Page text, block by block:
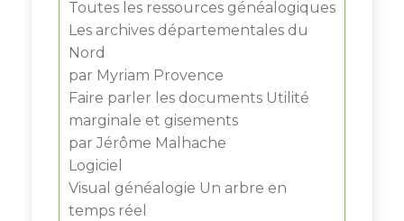
Toutes les ressources généalogiques
Les archives départementales du
Nord
par Myriam Provence
Faire parler les documents Utilité
marginale et gisements
par Jérôme Malhache
Logiciel
Visual généalogie Un arbre en
temps réel